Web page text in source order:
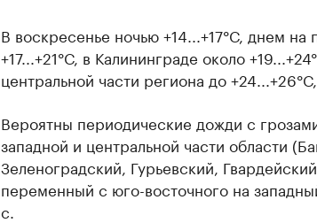
В воскресенье ночью +14...+17°С, днем
+17...+21°С, в Калининграде около
центральной части региона до
Вероятны периодические дожди с
западной и центральной части области
Зеленоградский, Гурьевский,
переменный с юго-восточного на
с.